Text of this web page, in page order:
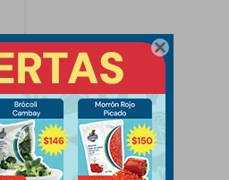
